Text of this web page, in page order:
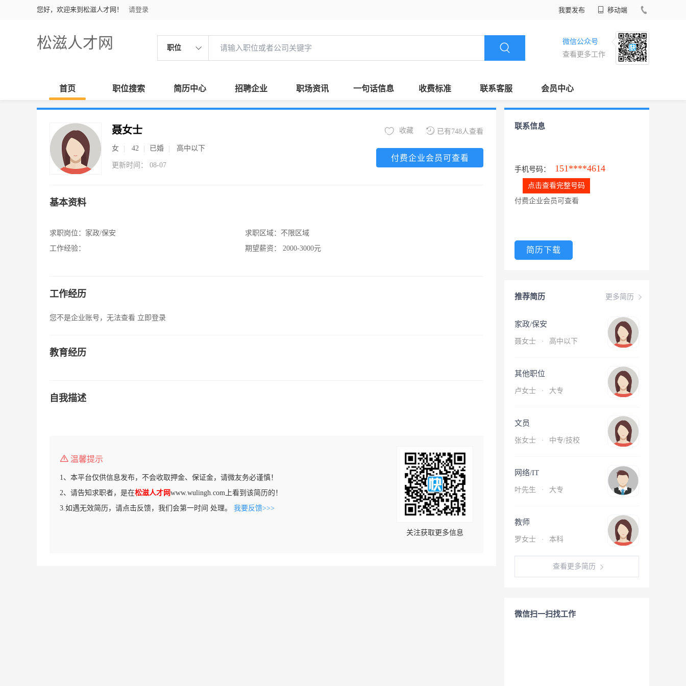
您好，欢迎来到松滋人才网！ 请登录 我要发布 移动端
松滋人才网 职位
微信公众号
查看更多工作
首页 职位搜索 简历中心 招聘企业 职场资讯 一句话信息 收费标准 联系客服 会员中心
聂女士
女 42 已婚 高中以下
更新时间： 08-07
已有748人查看
收藏
付费企业会员可查看
基本资料
求职岗位： 家政/保安
工作经验：
求职区域： 不限区域
期望薪资：
2000-3000元
工作经历
您不是企业账号，无法查看 立即登录
教育经历
自我描述
温馨提示
1、本平台仅供信息发布，不会收取押金、保证金，请微友务必谨慎！
2、请告知求职者，是在松滋人才网www.wulingh.com上看到该简历的！
3.如遇无效简历，请点击反馈，我们会第一时间 处理。 我要反馈>>>
关注获取更多信息
联系信息
手机号码： 151****4614
点击查看完整号码
付费企业会员可查看
简历下载
更多简历
推荐简历
家政/保安
聂女士 · 高中以下
其他职位
卢女士 · 大专
文员
张女士 · 中专/技校
网络/IT
叶先生 · 大专
教师
罗女士 · 本科
查看更多简历
微信扫一扫找工作